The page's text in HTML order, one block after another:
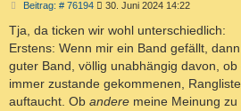
Beitrag: # 76194B
i
a
g
30. Juni 2024 14:22
Tja, da ticken wir wohl unterschiedlich:
Erstens: Wenn mir ein Band gefällt,
guter Band, völlig unabhängig davon,
immer zustande gekommenen,
auftaucht. Ob andere meine Meinung